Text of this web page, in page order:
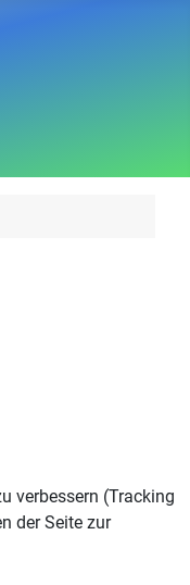
verbessern (Tracking
der Seite zur